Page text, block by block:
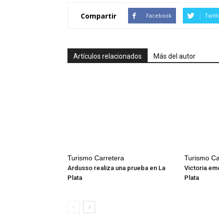
Compartir Facebook
Artículos relacionados Más del autor
Turismo Carretera
Ardusso realiza una prueba en La
Plata
Turismo
Victoria
Plata